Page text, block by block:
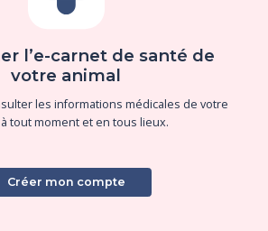
l’e-carnet de santé de
votre animal
les informations médicales de votre
tout moment et en tous lieux.
Créer mon compte